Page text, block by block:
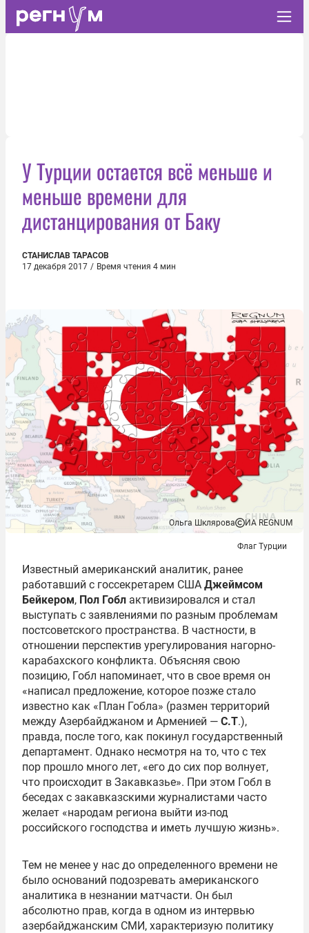
У Турции остается всё меньше и
меньше времени для
дистанцирования от Баку
СТАНИСЛАВ ТАРАСОВ
17 декабря 2017 / Время чтения 4 мин
Ольга Шклярова ИА REGNUM
Флаг Турции
Известный американский аналитик, ранее
работавший с госсекретарем США Джеймсом
Бейкером, Пол Гобл активизировался и стал
выступать с заявлениями по разным проблемам
постсоветского пространства. В частности, в
отношении перспектив урегулирования нагорно-
карабахского конфликта. Объясняя свою
позицию, Гобл напоминает, что в свое время он
«написал предложение, которое позже стало
известно как «План Гобла» (размен территорий
между Азербайджаном и Арменией — С.Т.),
правда, после того, как покинул государственный
департамент. Однако несмотря на то, что с тех
пор прошло много лет, «его до сих пор волнует,
что происходит в Закавказье». При этом Гобл в
беседах с закавказскими журналистами часто
желает «народам региона выйти из-под
российского господства и иметь лучшую жизнь».
Тем не менее у нас до определенного времени не
было оснований подозревать американского
аналитика в незнании матчасти. Он был
абсолютно прав, когда в одном из интервью
азербайджанским СМИ, характеризую политику